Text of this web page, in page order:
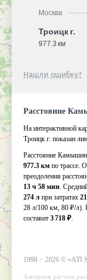
Москва
Троицк г.
977.3 км
Нашли ошибку?
Расстояние
На интерактивной
Троицк г. показан
Расстояние Камышин
977.3 км по трассе.
преодоления
13 ч 58 мин.
274 л при затратах
28 л/100 км, 80 ₽/л).
составит 3 718 ₽.
1998 − 2026 ©
Алгоритм расчета